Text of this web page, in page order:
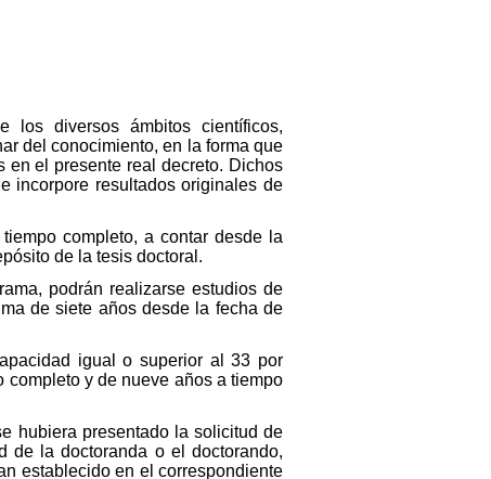
los diversos ámbitos científicos,
del conocimiento, en la forma que
en el presente real decreto. Dichos
incorpore resultados originales de
completo, a contar desde la
de la tesis doctoral.
podrán realizarse estudios de
de siete años desde la fecha de
igual o superior al 33 por
y de nueve años a tiempo
hubiera presentado la solicitud de
de la doctoranda o el doctorando,
establecido en el correspondiente